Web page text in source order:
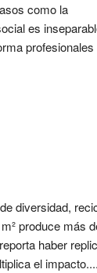
como la
es
profesionales
diversidad,
produce más
haber
el impacto....